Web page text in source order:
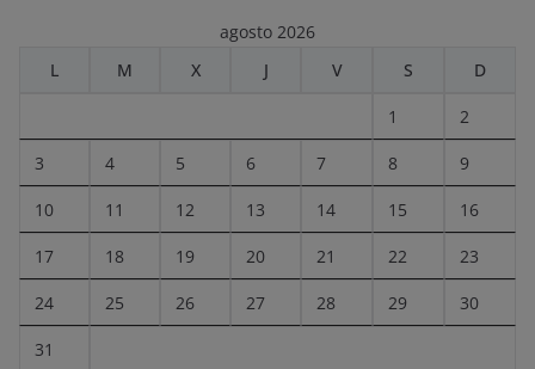
agosto 2026
L
M X J V S D
1 2
3 4 5 6 7 8 9
10 11 12 13 14 15 16
17 18 19 20 21 22 23
24 25 26 27 28 29 30
31